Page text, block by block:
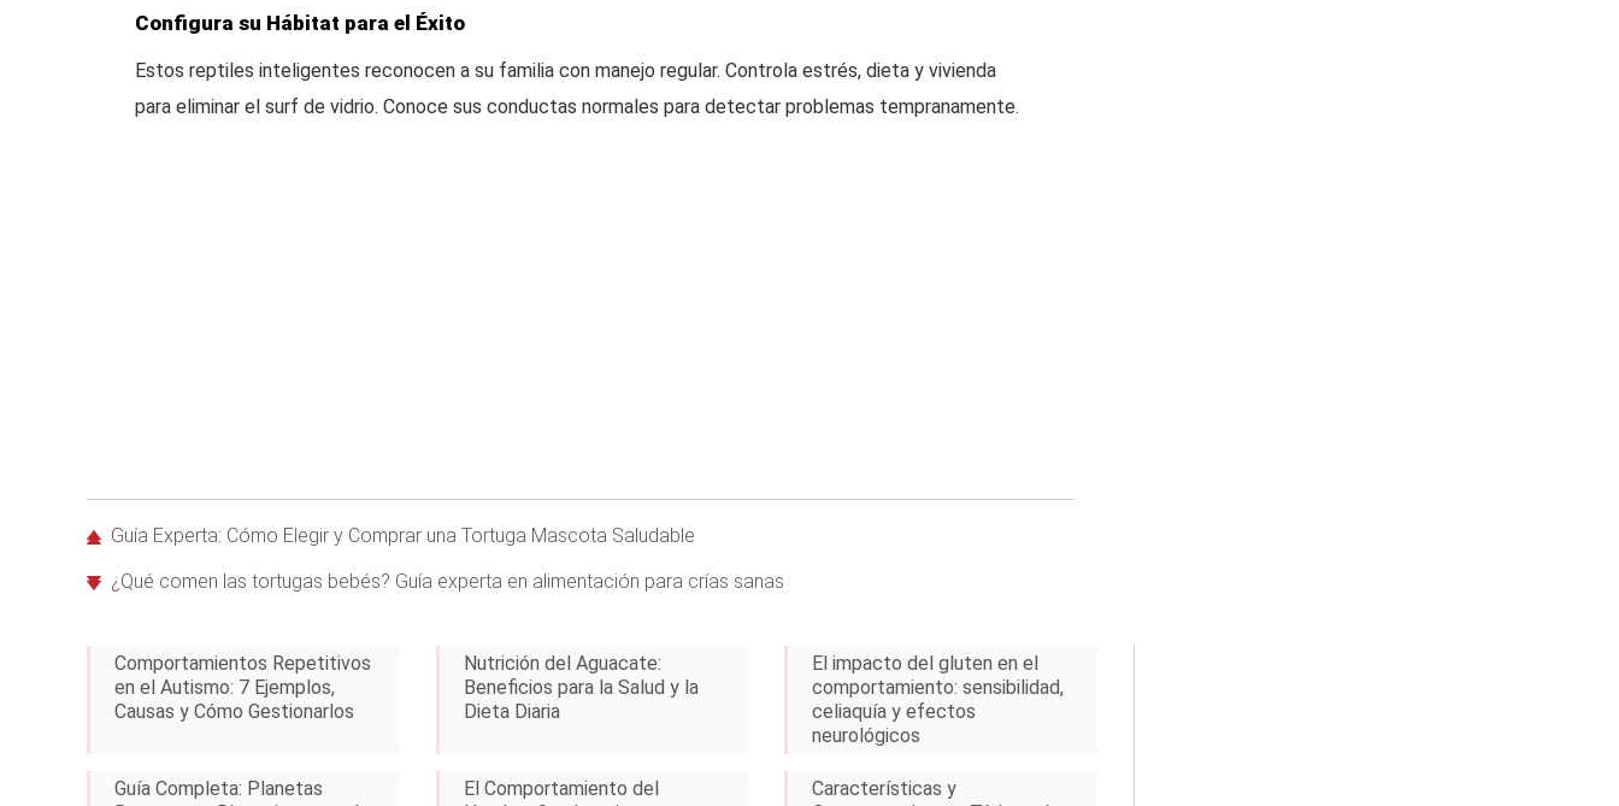
Configura su Hábitat para el Éxito
Estos reptiles inteligentes reconocen a su familia con manejo regular. Controla estrés, dieta y vivienda
para eliminar el surf de vidrio. Conoce sus conductas normales para detectar problemas tempranamente.
Guía Experta: Cómo Elegir y Comprar una Tortuga Mascota Saludable
¿Qué comen las tortugas bebés? Guía experta en alimentación para crías sanas
Comportamientos Repetitivos
en el Autismo: 7 Ejemplos,
Causas y Cómo Gestionarlos
Nutrición del Aguacate:
Beneficios para la Salud y la
Dieta Diaria
El impacto del gluten en el
comportamiento: sensibilidad,
celiaquía y efectos
neurológicos
Guía Completa: Planetas
El Comportamiento del
Características y